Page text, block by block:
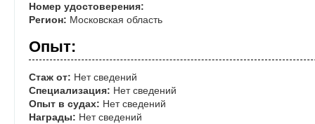
Номер удостоверения:
Регион: Московская область
Опыт:
Стаж от: Нет сведений
Специализация: Нет сведений
Опыт в судах: Нет сведений
Награды: Нет сведений